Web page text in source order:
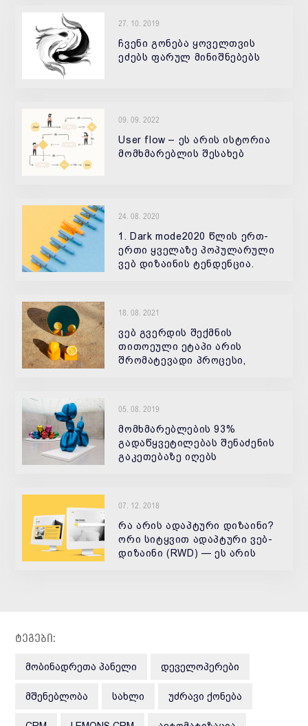
27. 10. 2019
ჩვენი გონება ყოველთვის
ეძებს ფარულ მინიშნებებს
09. 09. 2022
User flow – ეს არის ისტორია
მომხმარებლის შესახებ
24. 08. 2020
1. Dark mode2020 წლის ერთ-
ერთი ყველაზე პოპულარული
ვებ დიზაინის ტენდენცია.
18. 08. 2021
ვებ გვერდის შექმნის
თითოეული ეტაპი არის
შრომატევადი პროცესი,
05. 08. 2019
მომხმარებლების 93%
გადაწყვეტილებას შენაძენის
გაკეთებაზე იღებს
არ მოეწონა.
07. 12. 2018
რა არის ადაპტური დიზაინი?
ორი სიტყვით ადაპტური ვებ-
დიზაინი (RWD) — ეს არის
ტეგები:
ᲛᲝᲑᲘᲜᲐᲓᲠᲔᲗᲐ ᲞᲐᲜᲔᲚᲘ ᲓᲔᲕᲔᲚᲝᲞᲔᲠᲔᲑᲘ
ᲛᲨᲔᲜᲔᲑᲚᲝᲑᲐ ᲡᲐᲮᲚᲘ ᲣᲫᲠᲐᲕᲘ ᲥᲝᲜᲔᲑᲐ